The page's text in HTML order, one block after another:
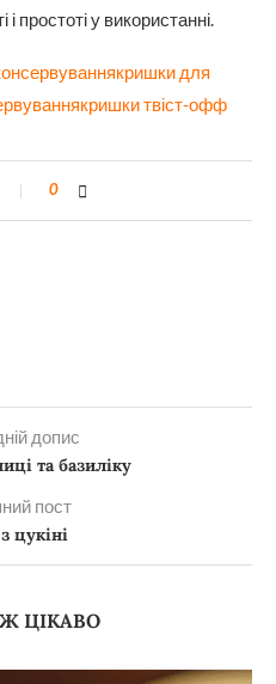
простоті у використанні.
кришки для
кришки твіст-офф
0
допис
та базиліку
пост
цукіні
ЦІКАВО